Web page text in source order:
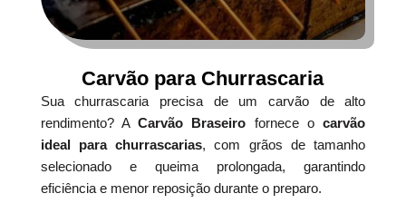
Carvão para Churrascaria
Sua churrascaria precisa de um carvão de alto
rendimento? ACarvão Braseiro fornece ocarvão
ideal para churrascarias, com grãos de tamanho
selecionado e queima prolongada, garantindo
eficiência e menor reposição durante o preparo.